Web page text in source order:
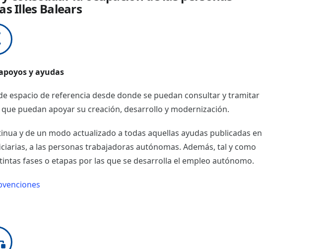
Illes Balears
y ayudas
espacio de referencia desde donde se puedan consultar y tramitar
puedan apoyar su creación, desarrollo y modernización.
y de un modo actualizado a todas aquellas ayudas publicadas en
a las personas trabajadoras autónomas. Además, tal y como
fases o etapas por las que se desarrolla el empleo autónomo.